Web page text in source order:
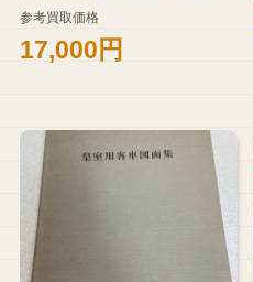
参考買取価格
17,000円